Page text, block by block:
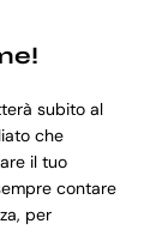
subito al
che
il tuo
contare
per